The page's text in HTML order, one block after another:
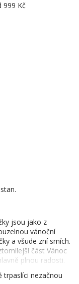
999 Kč
jsou jako z
vánoční
a všude zní smích.
část Vánoc
plnou radosti.
trpaslíci nezačnou